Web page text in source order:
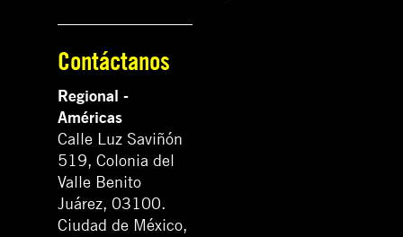
Contáctanos
Regional -
Américas
Calle Luz Saviñón
519, Colonia del
Valle Benito
Juárez, 03100.
Ciudad de México,